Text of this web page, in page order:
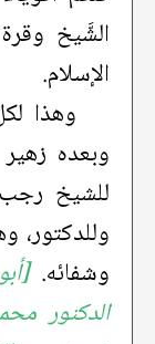
الشَّيخ
الإسلام.
وهذا
وبعده
للشيخ رجب
وللدكتور،
وشفائه.
الدكتور